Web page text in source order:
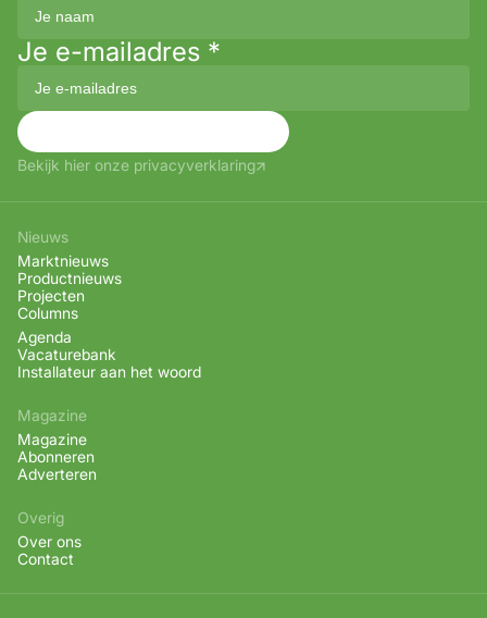
Je e-mailadres *
Bekijk hier onze privacyverklaring
Nieuws
Marktnieuws
Productnieuws
Projecten
Columns
Agenda
Vacaturebank
Installateur aan het woord
Magazine
Magazine
Abonneren
Adverteren
Overig
Over ons
Contact